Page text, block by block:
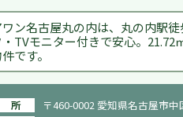
ン名古屋丸の内は、丸の内駅
・TVモニター付きで安心。
です。
所
〒460-0002 愛知県名古屋市中